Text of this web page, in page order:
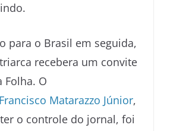
para o Brasil em seguida,
recebera um convite
Folha. O
Francisco Matarazzo Júnior,
o controle do jornal, foi